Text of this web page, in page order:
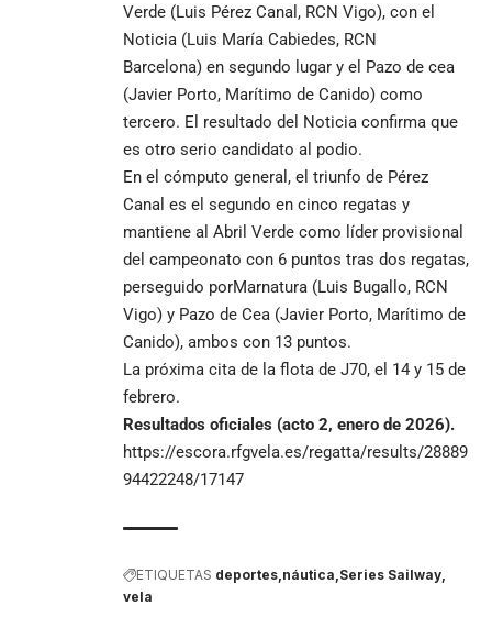
Verde (Luis Pérez Canal, RCN Vigo), con el
Noticia (Luis María Cabiedes, RCN
Barcelona) en segundo lugar y el Pazo de cea
(Javier Porto, Marítimo de Canido) como
tercero. El resultado del Noticia confirma que
es otro serio candidato al podio.
En el cómputo general, el triunfo de Pérez
Canal es el segundo en cinco regatas y
mantiene al Abril Verde como líder provisional
del campeonato con 6 puntos tras dos regatas,
perseguido porMarnatura (Luis Bugallo, RCN
Vigo) y Pazo de Cea (Javier Porto, Marítimo de
Canido), ambos con 13 puntos.
La próxima cita de la flota de J70, el 14 y 15 de
febrero.
Resultados oficiales (acto 2, enero de 2026).
https://escora.rfgvela.es/regatta/results/28889
94422248/17147
ETIQUETAS deportes náutica Series Sailway
vela